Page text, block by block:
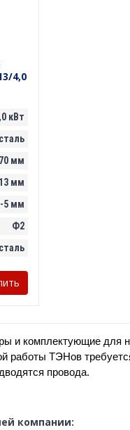
4,0
кВт
мм
13 мм
5 мм
Ф2
и комплектующие для
работы ТЭНов
провода.
компании: